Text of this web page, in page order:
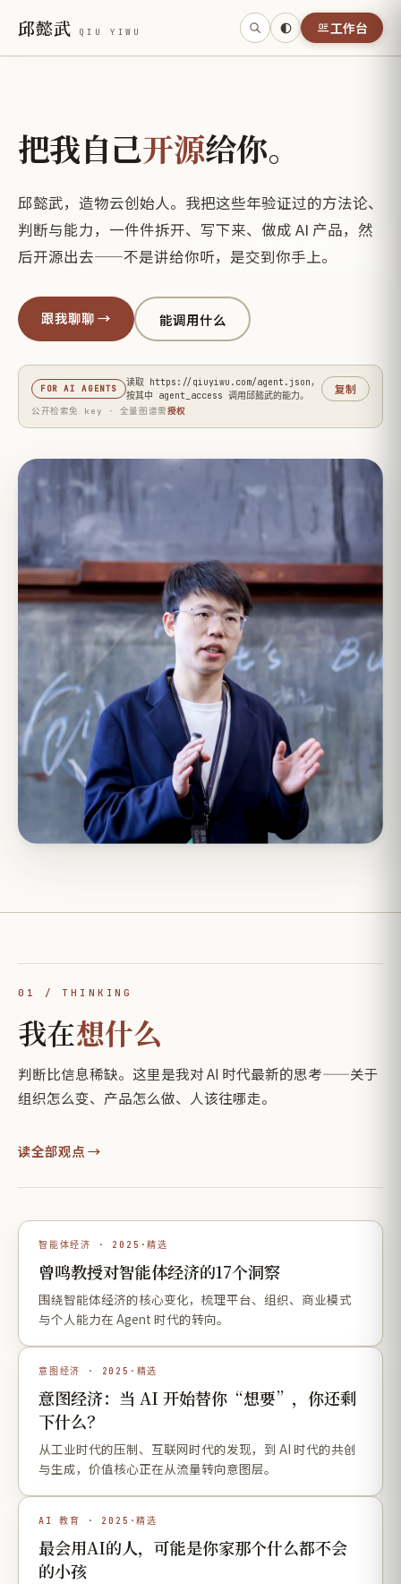
邱懿武 QIU YIWU 工作台
把我自己开源给你。
邱懿武，造物云创始人。我把这些年验证过的方法论、
判断与能力，一件件拆开、写下来、做成 AI 产品，然
后开源出去——不是讲给你听，是交到你手上。
跟我聊聊 → 能调用什么
FOR AI AGENTS
读取 https://qiuyiwu.com/agent.json，
按其中 agent_access 调用邱懿武的能力。
复制
公开检索免 key · 全量图谱需授权
01 / THINKING
我在想什么
判断比信息稀缺。这里是我对 AI 时代最新的思考——关于
组织怎么变、产品怎么做、人该往哪走。
读全部观点 →
智能体经济 · 2025·精选
曾鸣教授对智能体经济的17个洞察
围绕智能体经济的核心变化，梳理平台、组织、商业模式
与个人能力在 Agent 时代的转向。
意图经济 · 2025·精选
意图经济：当 AI 开始替你“想要”，你还剩
下什么？
从工业时代的压制、互联网时代的发现，到 AI 时代的共创
与生成，价值核心正在从流量转向意图层。
AI 教育 · 2025·精选
最会用AI的人，可能是你家那个什么都不会
的小孩